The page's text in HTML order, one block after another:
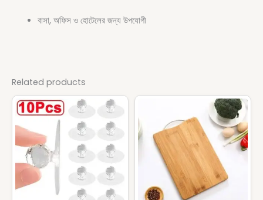
বাসা, অফিস ও হোটেলের জন্য উপযোগী
Related products
Original
price
was:
150৳ .
Current
price
125৳ .
Original
price
was:
650৳ .
Current
price
is:
450৳ .